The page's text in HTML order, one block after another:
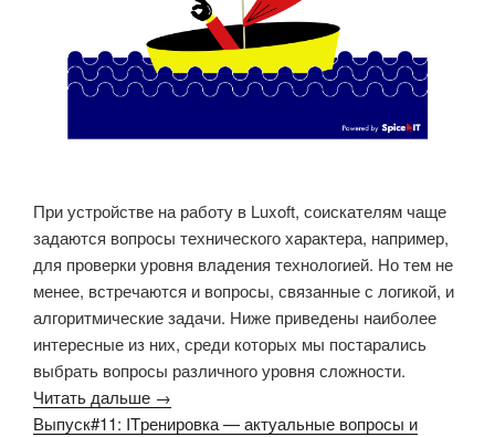
При устройстве на работу в Luxoft, соискателям чаще
задаются вопросы технического характера, например,
для проверки уровня владения технологией. Но тем не
менее, встречаются и вопросы, связанные с логикой, и
алгоритмические задачи. Ниже приведены наиболее
интересные из них, среди которых мы постарались
выбрать вопросы различного уровня сложности.
Читать дальше →
Выпуск#11: ITренировка — актуальные вопросы и